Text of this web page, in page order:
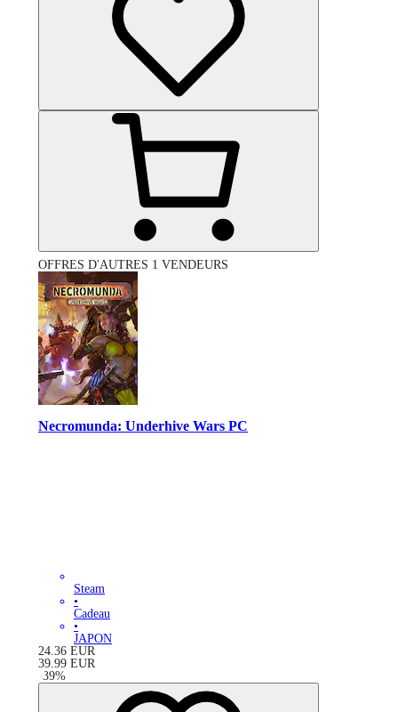
OFFRES D'AUTRES 1 VENDEURS
Necromunda: Underhive Wars PC
Steam
•
Cadeau
•
JAPON
24.36 EUR
39.99 EUR
-39%